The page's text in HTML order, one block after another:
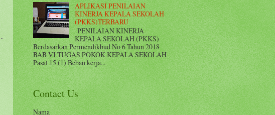
APLIKASI PENILAIAN
KINERJA KEPALA SEKOLAH
(PKKS)TERBARU
PENILAIAN KINERJA
KEPALA SEKOLAH (PKKS)
Berdasarkan Permendikbud No 6 Tahun 2018
BAB VI TUGAS POKOK KEPALA SEKOLAH
Pasal 15 (1) Beban kerja...
Contact Us
Nama